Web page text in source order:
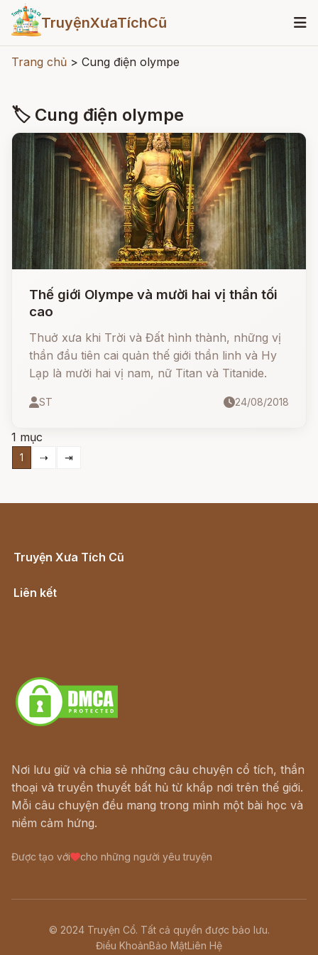
TruyệnXưaTíchCũ
Trang chủ > Cung điện olympe
🏷 Cung điện olympe
Thế giới Olympe và mười hai vị thần tối
cao
Thuở xưa khi Trời và Đất hình thành, những vị
thần đầu tiên cai quản thế giới thần linh và Hy
Lạp là mười hai vị nam, nữ Titan và Titanide.
ST 24/08/2018
1 mục
1 ⇢ ⇥
Truyện Xưa Tích Cũ
Liên kết
Nơi lưu giữ và chia sẻ những câu chuyện cổ tích, thần
thoại và truyền thuyết bất hủ từ khắp nơi trên thế giới.
Mỗi câu chuyện đều mang trong mình một bài học và
niềm cảm hứng.
Được tạo với cho những người yêu truyện
© 2024 Truyện Cổ. Tất cả quyền được bảo lưu.
Điều KhoảnBảo MậtLiên Hệ